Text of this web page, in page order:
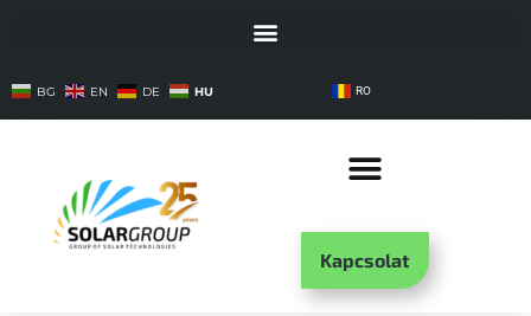
BG EN DE HU RO
Kapcsolat